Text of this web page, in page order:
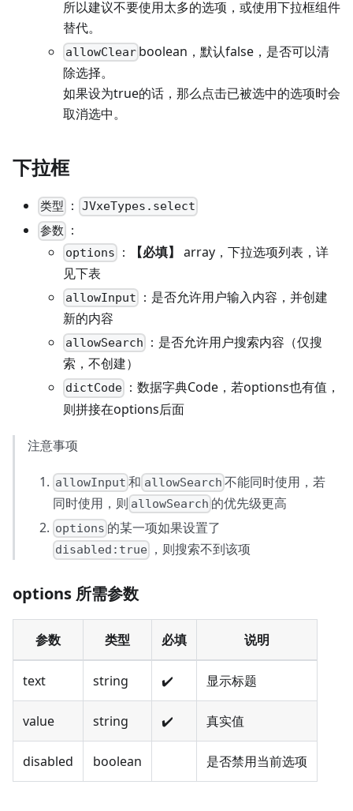
所以建议不要使用太多的选项，或使用下拉框组件
替代。
allowClear boolean，默认false，是否可以清
除选择。
如果设为true的话，那么点击已被选中的选项时会
取消选中。
下拉框
类型 ：
JVxeTypes.select
参数 ：
options ： 【必填】 array，下拉选项列表，详
见下表
allowInput
：是否允许用户输入内容，并创建
新的内容
allowSearch
：是否允许用户搜索内容（仅搜
索，不创建）
dictCode ：数据字典Code，若options也有值，
则拼接在options后面
注意事项
allowInput 和 allowSearch 不能同时使用，若
同时使用，则 allowSearch 的优先级更高
options 的某一项如果设置了
disabled:true ，则搜索不到该项
options 所需参数
参数 类型 必填 说明
text string ✔️ 显示标题
value string ✔️ 真实值
disabled boolean 是否禁用当前选项